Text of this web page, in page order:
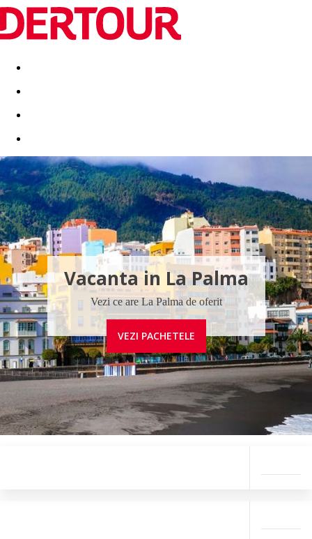
Destinatii Vacanta perfecta OFERTE DE NERATAT
Vacanta in La Palma
Vezi ce are La Palma de oferit
VEZI PACHETELE